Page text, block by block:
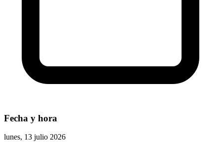
Fecha y hora
lunes, 13 julio 2026